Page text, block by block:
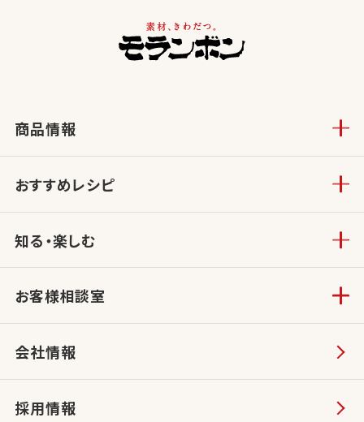
商品情報
おすすめレシピ
知る・楽しむ
お客様相談室
会社情報
採用情報